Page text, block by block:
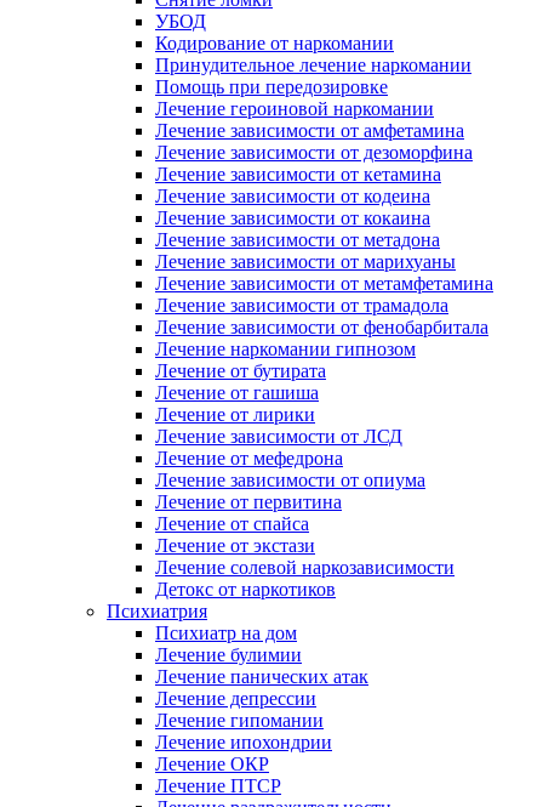
УБОД
Кодирование от наркомании
Принудительное лечение наркомании
Помощь при передозировке
Лечение героиновой наркомании
Лечение зависимости от амфетамина
Лечение зависимости от дезоморфина
Лечение зависимости от кетамина
Лечение зависимости от кодеина
Лечение зависимости от кокаина
Лечение зависимости от метадона
Лечение зависимости от марихуаны
Лечение зависимости от метамфетамина
Лечение зависимости от трамадола
Лечение зависимости от фенобарбитала
Лечение наркомании гипнозом
Лечение от бутирата
Лечение от гашиша
Лечение от лирики
Лечение зависимости от ЛСД
Лечение от мефедрона
Лечение зависимости от опиума
Лечение от первитина
Лечение от спайса
Лечение от экстази
Лечение солевой наркозависимости
Детокс от наркотиков
Психиатрия
Психиатр на дом
Лечение булимии
Лечение панических атак
Лечение депрессии
Лечение гипомании
Лечение ипохондрии
Лечение ОКР
Лечение ПТСР